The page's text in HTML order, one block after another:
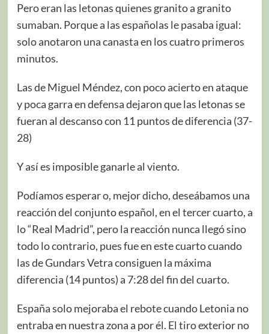
Pero eran las letonas quienes granito a granito
sumaban. Porque a las españolas le pasaba igual:
solo anotaron una canasta en los cuatro primeros
minutos.
Las de Miguel Méndez, con poco acierto en ataque
y poca garra en defensa dejaron que las letonas se
fueran al descanso con 11 puntos de diferencia (37-
28)
Y así es imposible ganarle al viento.
Podíamos esperar o, mejor dicho, deseábamos una
reacción del conjunto español, en el tercer cuarto, a
lo “Real Madrid”, pero la reacción nunca llegó sino
todo lo contrario, pues fue en este cuarto cuando
las de Gundars Vetra consiguen la máxima
diferencia (14 puntos) a 7:28 del fin del cuarto.
España solo mejoraba el rebote cuando Letonia no
entraba en nuestra zona a por él. El tiro exterior no